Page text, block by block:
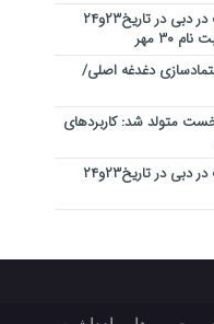
کنفرانس بین المللی کیفیت در دبی در تاریخ۲۳و۲۴
۳۰ مهر
دغدغه اصلی/
متولد شد: کاربردهای
کنفرانس بین المللی کیفیت در دبی در تاریخ۲۳و۲۴